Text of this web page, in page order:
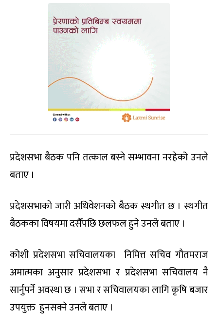
प्रदेशसभा बैठक पनि तत्काल बस्ने सम्भावना नरहेको उनले
बताए ।
प्रदेशसभाको जारी अधिवेशनको बैठक स्थगीत छ । स्थगीत
बैठकका विषयमा दसैँपछि छलफल हुने उनले बताए ।
कोशी प्रदेशसभा सचिवालयका निमित्त सचिव गौतमराज
अमात्मका अनुसार प्रदेशसभा र प्रदेशसभा सचिवालय नै
सार्नुपर्ने अवस्था छ । सभा र सचिवालयका लागि कृषि बजार
उपयुक्त हुनसक्ने उनले बताए ।